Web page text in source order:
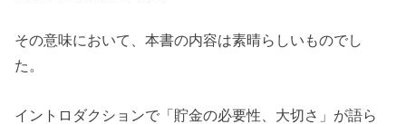
その意味において、本書の内容は素晴らしいものでし
た。
イントロダクションで「貯金の必要性、大切さ」が語ら